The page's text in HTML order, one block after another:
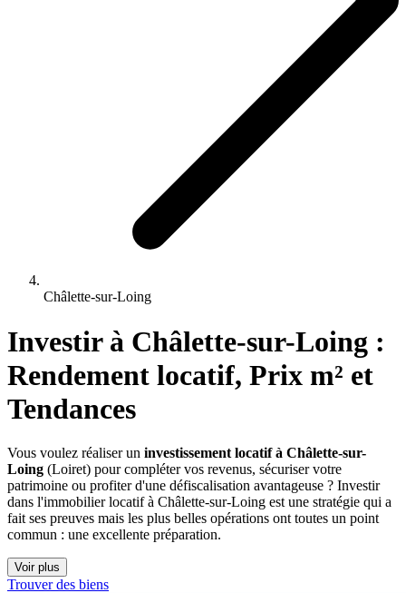
Châlette-sur-Loing
Investir à Châlette-sur-Loing :
Rendement locatif, Prix m² et
Tendances
Vous voulez réaliser un investissement locatif à Châlette-sur-
Loing (Loiret) pour compléter vos revenus, sécuriser votre
patrimoine ou profiter d'une défiscalisation avantageuse ? Investir
dans l'immobilier locatif à Châlette-sur-Loing est une stratégie qui a
fait ses preuves mais les plus belles opérations ont toutes un point
commun : une excellente préparation.
Voir plus
Trouver des biens